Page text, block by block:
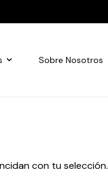
Sobre Nosotros
con tu selección.